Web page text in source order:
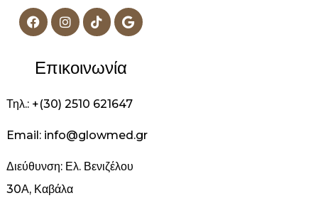
Επικοινωνία
Τηλ.: +(30) 2510 621647
Email: info@glowmed.gr
Διεύθυνση: Ελ. Βενιζέλου
30Α, Καβάλα